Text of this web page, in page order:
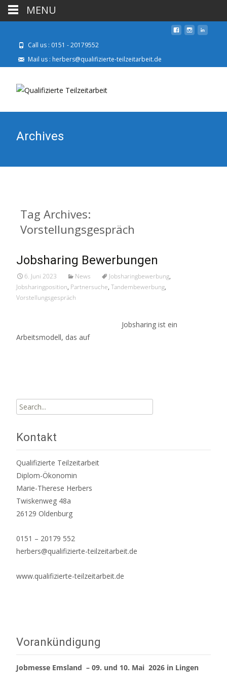
Call us : 0151 - 20179552
Mail us : herbers@qualifizierte-teilzeitarbeit.de
Archives
Tag Archives:
Vorstellungsgespräch
Jobsharing Bewerbungen
6. Juni 2023 News Jobsharingbewerbung,
Jobsharingposition, Partnersuche, Tandembewerbung,
Vorstellungsgespräch
Jobsharing ist ein
Arbeitsmodell, das auf
Search
for:
Kontakt
Qualifizierte Teilzeitarbeit
Diplom-Ökonomin
Marie-Therese Herbers
Twiskenweg 48a
26129 Oldenburg
0151 – 20179 552
herbers@qualifizierte-teilzeitarbeit.de
www.qualifizierte-teilzeitarbeit.de
Vorankündigung
Jobmesse Emsland – 09. und 10. Mai 2026 in Lingen
MENU